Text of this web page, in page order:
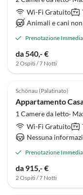
Wi-Fi Gratuito
Animali e cani
Prenotazione
da 540,- €
2 Ospiti / 7 Notti
Schönau (Palatinato)
Appartamento
1 Camere da letto·
Wi-Fi Gratuito
Nessuna
Prenotazione
da 915,- €
2 Ospiti / 7 Notti